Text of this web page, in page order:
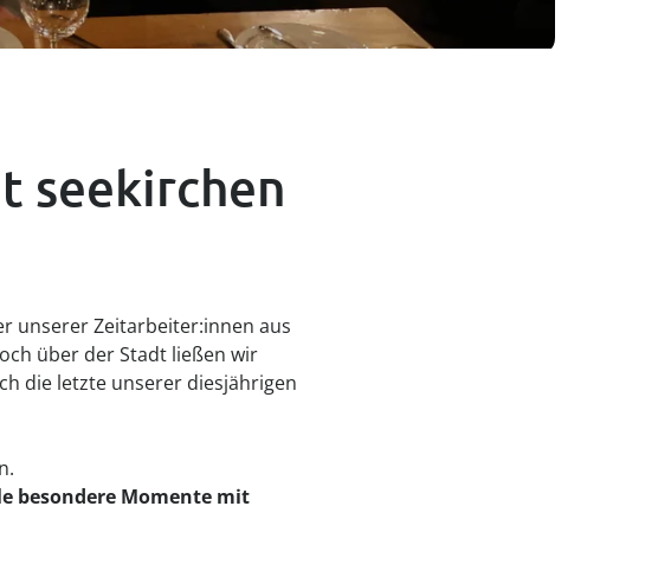
seekirchen
unserer Zeitarbeiter:innen aus
über der Stadt ließen wir
die letzte unserer diesjährigen
besondere Momente mit